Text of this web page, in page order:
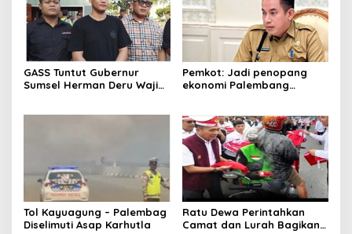
GASS Tuntut Gubernur
Sumsel Herman Deru Wajib
Pemkot: Jadi penopang
ekonomi Palembang
Tol Kayuagung – Palembag
Diselimuti Asap Karhutla
Ratu Dewa Perintahkan
Camat dan Lurah Bagikan